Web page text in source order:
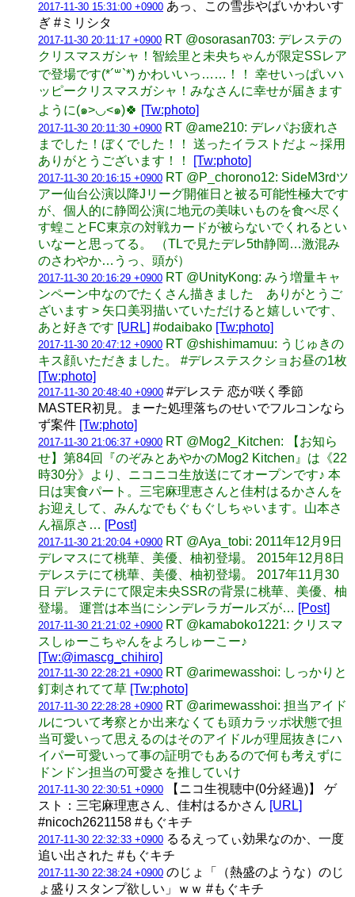
2017-11-30 15:31:00 +0900 あっ、この雪歩やばいかわいす
ぎ #ミリシタ
2017-11-30 20:11:17 +0900 RT @osorasan703: デレステの
クリスマスガシャ！智絵里と未央ちゃんが限定SSレア
で登場です(*´꒳`*) かわいいっ……！！ 幸せいっぱいハ
ッピークリスマスガシャ！みなさんに幸せが届きます
ように(๑>◡<๑)🍀 [Tw:photo]
2017-11-30 20:11:30 +0900 RT @ame210: デレパお疲れさ
までした！ぼくでした！！ 送ったイラストだよ～採用
ありがとうございます！！
[Tw:photo]
2017-11-30 20:16:15 +0900 RT @P_chorono12: SideM3rdツ
アー仙台公演以降Jリーグ開催日と被る可能性極大です
が、個人的に静岡公演に地元の美味いものを食べ尽く
す蝗ことFC東京の対戦カードが被らないでくれるとい
いなーと思ってる。 （TLで見たデレ5th静岡…激混み
のさわやか…うっ、頭が）
2017-11-30 20:16:29 +0900 RT @UnityKong: みう増量キャ
ンペーン中なのでたくさん描きました ありがとうご
ざいます > 矢口美羽描いていただけると嬉しいです、
あと好きです [URL] #odaibako [Tw:photo]
2017-11-30 20:47:12 +0900 RT @shishimamuu: うじゅきの
キス顔いただきました。 #デレステスクショお昼の1枚
[Tw:photo]
2017-11-30 20:48:40 +0900 #デレステ 恋が咲く季節
MASTER初見。まーた処理落ちのせいでフルコンなら
ず案件 [Tw:photo]
2017-11-30 21:06:37 +0900 RT @Mog2_Kitchen: 【お知ら
せ】第84回『のぞみとあやかのMog2 Kitchen』は《22
時30分》より、ニコニコ生放送にてオープンです♪ 本
日は実食パート。三宅麻理恵さんと佳村はるかさんを
お迎えして、みんなでもぐもぐしちゃいます。山本さ
ん福原さ… [Post]
2017-11-30 21:20:04 +0900 RT @Aya_tobi: 2011年12月9日
デレマスにて桃華、美優、柚初登場。 2015年12月8日
デレステにて桃華、美優、柚初登場。 2017年11月30
日 デレステにて限定未央SSRの背景に桃華、美優、柚
登場。 運営は本当にシンデレラガールズが… [Post]
2017-11-30 21:21:02 +0900 RT @kamaboko1221: クリスマ
スしゅーこちゃんをよろしゅーこー♪
[Tw:@imascg_chihiro]
2017-11-30 22:28:21 +0900 RT @arimewasshoi: しっかりと
釘刺されてて草 [Tw:photo]
2017-11-30 22:28:28 +0900 RT @arimewasshoi: 担当アイド
ルについて考察とか出来なくても頭カラッポ状態で担
当可愛いって思えるのはそのアイドルが理屈抜きにハ
イパー可愛いって事の証明でもあるので何も考えずに
ドンドン担当の可愛さを推していけ
2017-11-30 22:30:51 +0900 【ニコ生視聴中(0分経過)】 ゲ
スト：三宅麻理恵さん、佳村はるかさん [URL]
#nicoch2621158 #もぐキチ
2017-11-30 22:32:33 +0900 るるえってぃ効果なのか、一度
追い出された #もぐキチ
2017-11-30 22:38:24 +0900 のじょ「（熱盛のような）のじ
ょ盛りスタンプ欲しい」ｗｗ #もぐキチ